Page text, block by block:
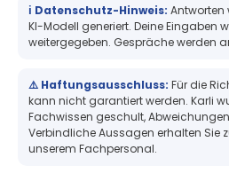
Technische Daten
Connie
Service
Sep
Primera Eddie
nun auch Koscher
ℹ️ Datenschutz-Hinweis: Antworten
KI-Modell generiert. Deine Eingaben
weitergegeben. Gespräche werden
⚠️ Haftungsausschluss: Für die
kann nicht garantiert werden. Karli
Fachwissen geschult,
Verbindliche Aussagen erhalten Sie
unserem Fachpersonal.